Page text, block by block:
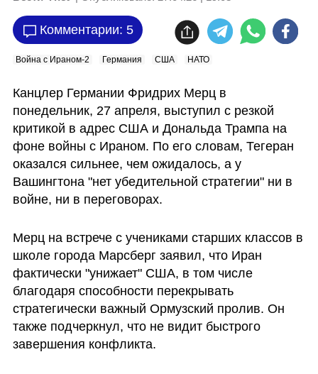
Комментарии: 5
Война с Ираном-2 Германия США НАТО
Канцлер Германии Фридрих Мерц в
понедельник, 27 апреля, выступил с резкой
критикой в адрес США и Дональда Трампа на
фоне войны с Ираном. По его словам, Тегеран
оказался сильнее, чем ожидалось, а у
Вашингтона "нет убедительной стратегии" ни в
войне, ни в переговорах.
Мерц на встрече с учениками старших классов в
школе города Марсберг заявил, что Иран
фактически "унижает" США, в том числе
благодаря способности перекрывать
стратегически важный Ормузский пролив. Он
также подчеркнул, что не видит быстрого
завершения конфликта.